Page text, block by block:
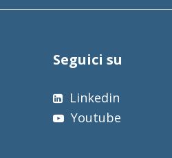
Seguici su
Linkedin
Youtube